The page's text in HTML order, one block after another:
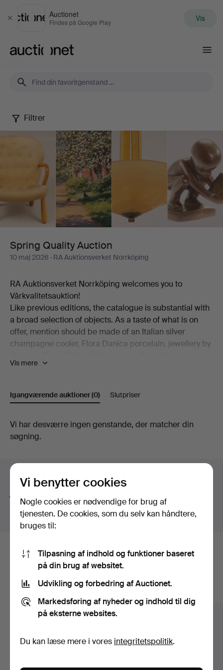
Luk
Auctionet
Findes på Google Play Vis
Spring
Quality
Auction
Filtrer
Spring Quality Auction
10 maj 2026 · RA Auktionsverket Norrköping
RA Auktionsverket Norrköping welcomes you to
Vårkvalitetsauktion!
Like previous editions, the catalogue is substantial with
a broad selection of objects. As a taste of what is on
offer, mention should be made of an Italian silver
champagne cooler, Flora Danica porcelain, jewellery by
table chandeliers, "Myran" in bronze by Lisa Larson, a
Cronqvist, a Hasselblad camera, exclusive
wristwatches, sculptures by Henrik Allert and much
And then some true highlights. Among these are Peter
Dahl's extensive portfolio "Carl Michael Bellman:
machine for hard rock fans, a Gibson Les Paul from
1980 and a spectacular ceiling lamp from Orrefors,
designed by Edward Hald.
Welcome!
Vis mere
Igangværende auktioner(0) Slutpriser
Igangværende
auktioner
Vi har desværre ingen genstande, der matcher din
søgning.
Vi søger automatisk på dele af ord. Søger du efter
bånd, finder vi ogsåarmbåndsur.
Her er genstande fra vores arkiv, der
matcher din søgning
Vi benytter cookies
Nogle cookies er nødvendige for brug af
tjenesten. De cookies, som du selv kan håndtere,
bruges til:
Tilpasning af indhold og funktioner baseret
på din brug af websitet.
Udvikling og forbedring af Auctionet.
Markedsføring af nyheder og indhold til dig
på eksterne websites.
Du kan læse mere i vores integritetspolitik.